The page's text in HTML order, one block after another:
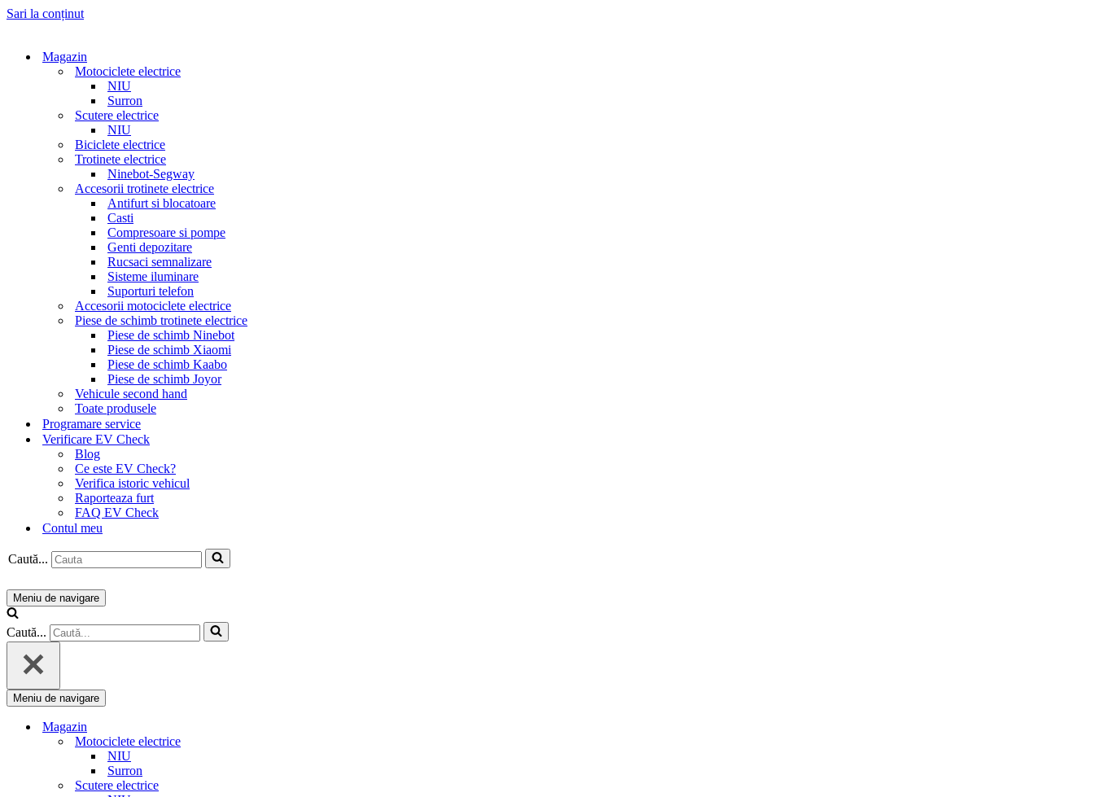
Sari la conținut
Magazin
Motociclete electrice
NIU
Surron
Scutere electrice
NIU
Biciclete electrice
Trotinete electrice
Ninebot-Segway
Accesorii trotinete electrice
Antifurt si blocatoare
Casti
Compresoare si pompe
Genti depozitare
Rucsaci semnalizare
Sisteme iluminare
Suporturi telefon
Accesorii motociclete electrice
Piese de schimb trotinete electrice
Piese de schimb Ninebot
Piese de schimb Xiaomi
Piese de schimb Kaabo
Piese de schimb Joyor
Vehicule second hand
Toate produsele
Programare service
Verificare EV Check
Blog
Ce este EV Check?
Verifica istoric vehicul
Raporteaza furt
FAQ EV Check
Contul meu
Caută...
Meniu de navigare
Caută...
Meniu de navigare
Magazin
Motociclete electrice
NIU
Surron
Scutere electrice